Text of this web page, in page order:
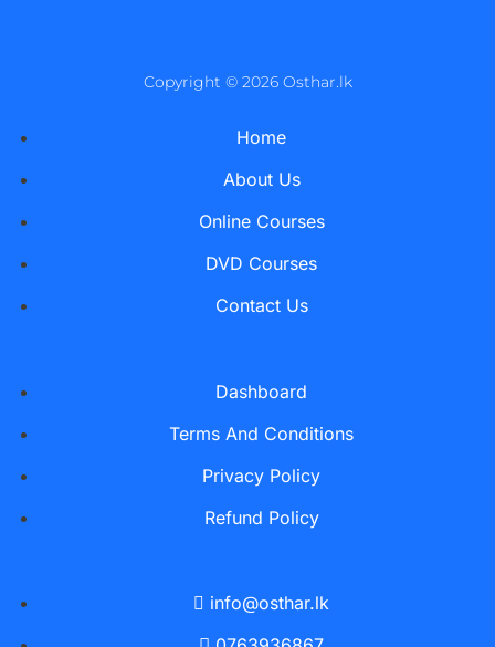
Copyright © 2026 Osthar.lk
Home
About Us
Online Courses
DVD Courses
Contact Us
Dashboard
Terms And Conditions
Privacy Policy
Refund Policy
info@osthar.lk